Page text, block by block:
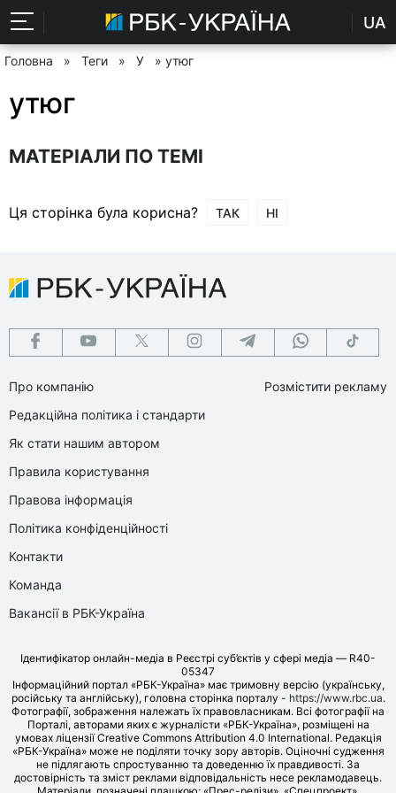
UA
Головна » Теги » У » утюг
утюг
МАТЕРІАЛИ ПО ТЕМІ
Ця сторінка була корисна? ТАК НІ
Про компанію
Редакційна політика і стандарти
Як стати нашим автором
Правила користування
Правова інформація
Політика конфіденційності
Контакти
Команда
Вакансії в РБК-Україна
Розмістити рекламу
Ідентифікатор онлайн-медіа в Реєстрі суб’єктів у сфері медіа — R40-
05347
Інформаційний портал «РБК-Україна» має тримовну версію (українську,
російську та англійську), головна сторінка порталу - https://www.rbc.ua.
Фотографії, зображення належать їх правовласникам. Всі фотографії на
Порталі, авторами яких є журналісти «РБК-Україна», розміщені на
умовах ліцензії Creative Commons Attribution 4.0 International. Редакція
«РБК-Україна» може не поділяти точку зору авторів. Оціночні судження
не підлягають спростуванню та доведенню їх правдивості. За
достовірність та зміст реклами відповідальність несе рекламодавець.